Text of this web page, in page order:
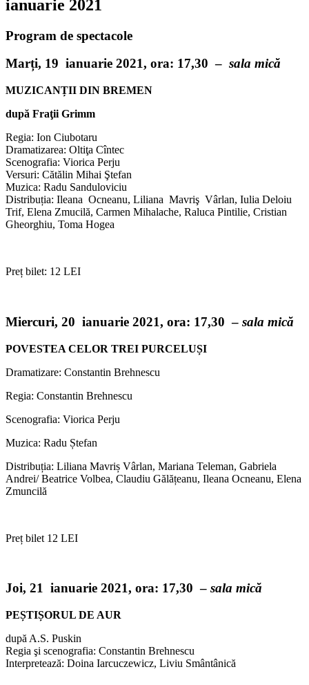
ianuarie 2021
Program de spectacole
Marți, 19 ianuarie 2021, ora: 17,30 – sala mică
MUZICANȚII DIN BREMEN
după Fraţii Grimm
Regia: Ion Ciubotaru
Dramatizarea: Oltiţa Cîntec
Scenografia: Viorica Perju
Versuri: Cătălin Mihai Ştefan
Muzica: Radu Sanduloviciu
Distribuția: Ileana Ocneanu, Liliana Mavriş Vârlan, Iulia Deloiu
Trif, Elena Zmucilă, Carmen Mihalache, Raluca Pintilie, Cristian
Gheorghiu, Toma Hogea
Preț bilet: 12 LEI
Miercuri, 20 ianuarie 2021, ora: 17,30 – sala mică
POVESTEA CELOR TREI PURCELUȘI
Dramatizare: Constantin Brehnescu
Regia: Constantin Brehnescu
Scenografia: Viorica Perju
Muzica: Radu Ștefan
Distribuția: Liliana Mavriș Vârlan, Mariana Teleman, Gabriela
Andrei/ Beatrice Volbea, Claudiu Gălățeanu, Ileana Ocneanu, Elena
Zmuncilă
Preț bilet 12 LEI
Joi, 21 ianuarie 2021, ora: 17,30 – sala mică
PEȘTIȘORUL DE AUR
după A.S. Puskin
Regia şi scenografia: Constantin Brehnescu
Interpretează: Doina Iarcuczewicz, Liviu Smântânică